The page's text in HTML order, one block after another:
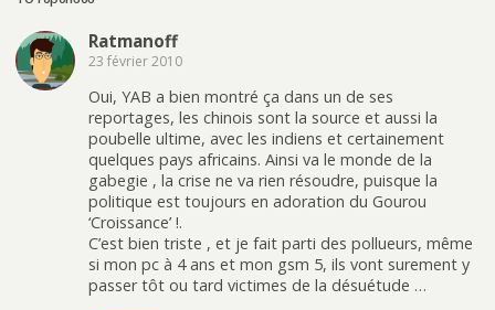
Ratmanoff
23 février 2010
Oui, YAB a bien montré ça dans un de ses
reportages, les chinois sont la source et aussi la
poubelle ultime, avec les indiens et certainement
quelques pays africains. Ainsi va le monde de la
gabegie , la crise ne va rien résoudre, puisque la
politique est toujours en adoration du Gourou
‘Croissance’ !.
C’est bien triste , et je fait parti des pollueurs, même
si mon pc à 4 ans et mon gsm 5, ils vont surement y
passer tôt ou tard victimes de la désuétude …